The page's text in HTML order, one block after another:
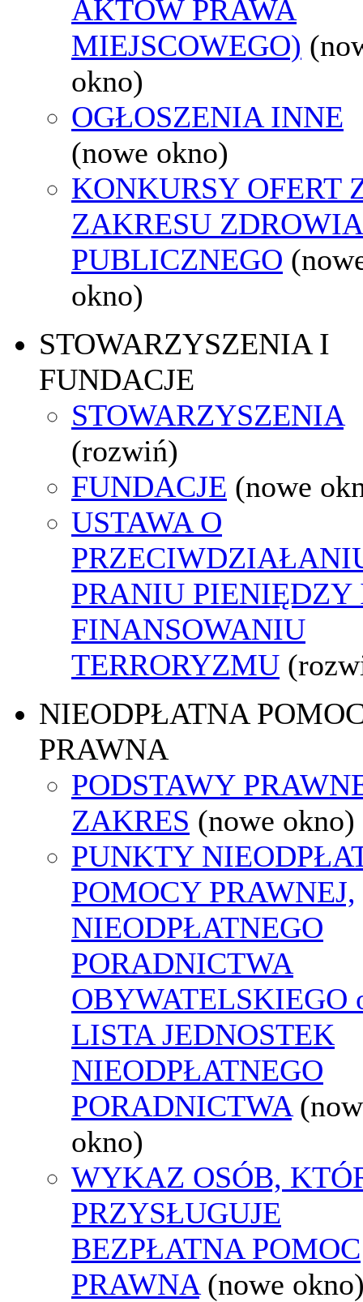
AKTÓW PRAWA
MIEJSCOWEGO)
okno)
OGŁOSZENIA INNE
(nowe okno)
KONKURSY OFERT
ZAKRESU ZDROWIA
PUBLICZNEGO
okno)
STOWARZYSZENIA I
FUNDACJE
STOWARZYSZENIA
(rozwiń)
FUNDACJE (nowe
USTAWA O
PRANIU PIENIĘDZY
FINANSOWANIU
TERRORYZMU
NIEODPŁATNA
PRAWNA
PODSTAWY
ZAKRES (nowe okno)
PUNKTY
POMOCY PRAWNEJ,
NIEODPŁATNEGO
PORADNICTWA
OBYWATELSKIEGO
LISTA JEDNOSTEK
NIEODPŁATNEGO
PORADNICTWA
okno)
WYKAZ OSÓB,
PRZYSŁUGUJE
BEZPŁATNA POMOC
PRAWNA (nowe